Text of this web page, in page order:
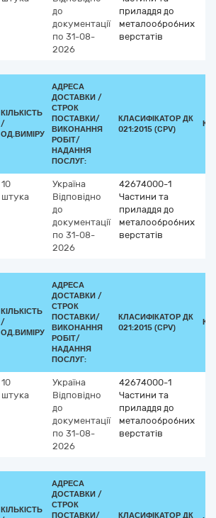
до
документації
по 31-08-
2026
приладдя до
металообробних
верстатів
КІЛЬКІСТЬ
/
ОД.ВИМІРУ
АДРЕСА
ДОСТАВКИ /
СТРОК
ПОСТАВКИ/
ВИКОНАННЯ
РОБІТ/
НАДАННЯ
ПОСЛУГ:
КЛАСИФІКАТОР ДК
021:2015 (CPV)
10
штука
Україна
Відповідно
до
документації
по 31-08-
2026
42674000-1
Частини та
приладдя до
металообробних
верстатів
КІЛЬКІСТЬ
/
ОД.ВИМІРУ
АДРЕСА
ДОСТАВКИ /
СТРОК
ПОСТАВКИ/
ВИКОНАННЯ
РОБІТ/
НАДАННЯ
ПОСЛУГ:
КЛАСИФІКАТОР ДК
021:2015 (CPV)
10
штука
Україна
Відповідно
до
документації
по 31-08-
2026
42674000-1
Частини та
приладдя до
металообробних
верстатів
КІЛЬКІСТЬ
АДРЕСА
ДОСТАВКИ /
СТРОК
ПОСТАВКИ/
КЛАСИФІКАТОР ДК